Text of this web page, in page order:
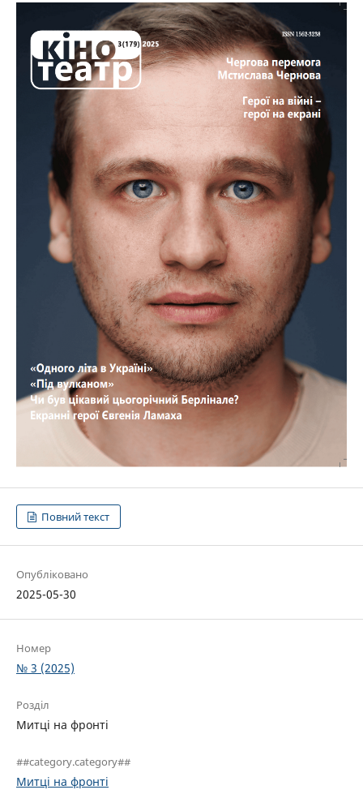
Повний текст
Опубліковано
2025-05-30
Номер
№ 3 (2025)
Розділ
Митці на фронті
##category.category##
Митці на фронті